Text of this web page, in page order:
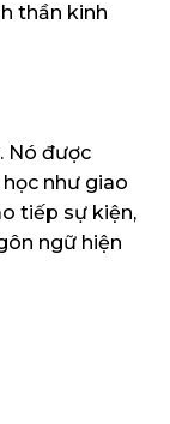
thần kinh
Nó được
như giao
tiếp sự kiện,
ngữ hiện